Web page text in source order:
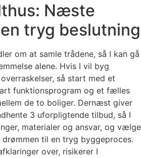
Næste
tryg beslutning
om at samle trådene, så I kan gå
alene. Hvis I vil byg
så start med et
funktionsprogram og et fælles
de to boliger. Dernæst giver
3 uforpligtende tilbud, så I
materialer og ansvar, og vælge
til en tryg byggeproces.
over, risikerer I